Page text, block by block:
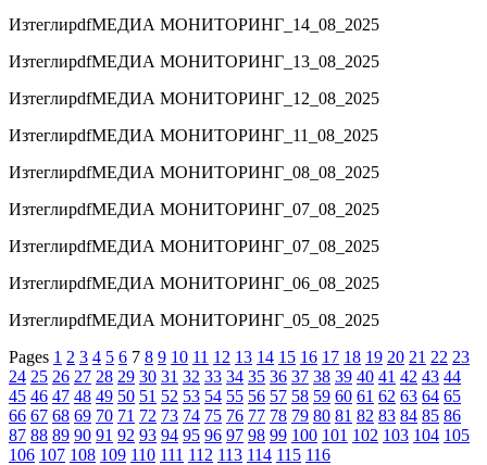
ИзтеглиpdfМЕДИА МОНИТОРИНГ_14_08_2025
ИзтеглиpdfМЕДИА МОНИТОРИНГ_13_08_2025
ИзтеглиpdfМЕДИА МОНИТОРИНГ_12_08_2025
ИзтеглиpdfМЕДИА МОНИТОРИНГ_11_08_2025
ИзтеглиpdfМЕДИА МОНИТОРИНГ_08_08_2025
ИзтеглиpdfМЕДИА МОНИТОРИНГ_07_08_2025
ИзтеглиpdfМЕДИА МОНИТОРИНГ_07_08_2025
ИзтеглиpdfМЕДИА МОНИТОРИНГ_06_08_2025
ИзтеглиpdfМЕДИА МОНИТОРИНГ_05_08_2025
Pages 1 2 3 4 5 6 7 8 9 10 11 12 13 14 15 16 17 18 19 20 21 22 23
24 25 26 27 28 29 30 31 32 33 34 35 36 37 38 39 40 41 42 43 44
45 46 47 48 49 50 51 52 53 54 55 56 57 58 59 60 61 62 63 64 65
66 67 68 69 70 71 72 73 74 75 76 77 78 79 80 81 82 83 84 85 86
87 88 89 90 91 92 93 94 95 96 97 98 99 100 101 102 103 104 105
106 107 108 109 110 111 112 113 114 115 116